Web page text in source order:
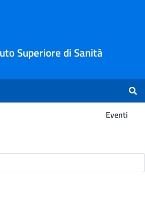
Superiore di Sanità
Eventi
Ricerca -